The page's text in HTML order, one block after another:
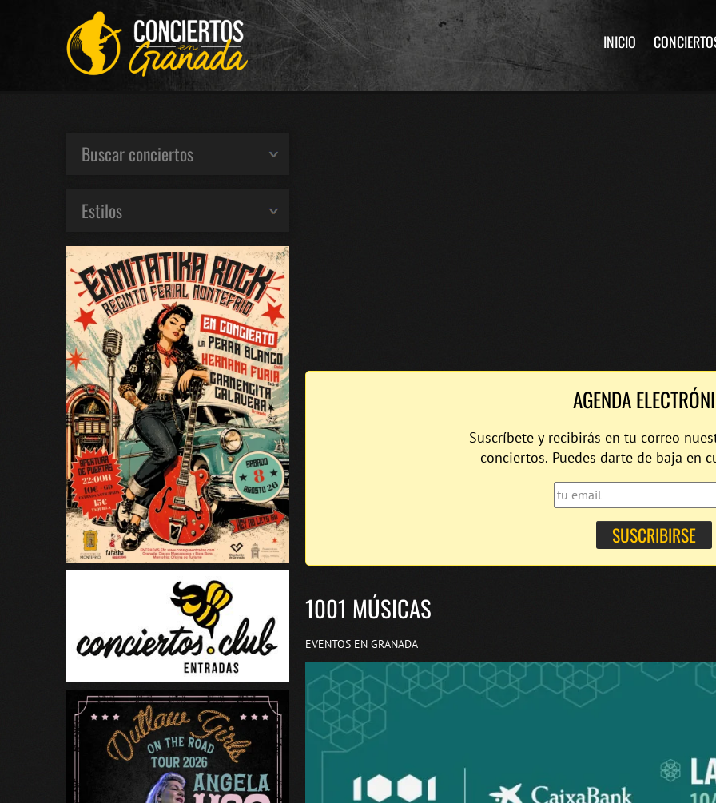
INICIO
AGENDA
Suscríbete y recibirás en tu correo
conciertos. Puedes darte de baja en
1001 MÚSICAS
EVENTOS EN GRANADA
Buscar conciertos
Estilos